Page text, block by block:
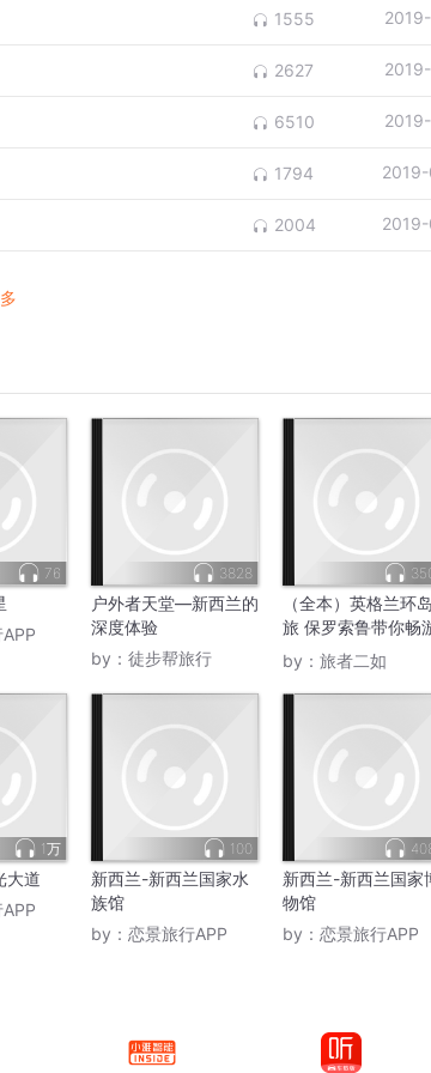
1555
2627
6510
1794
2004
76 3828
户外者天堂—新西兰的
深度体验
by： 徒步帮旅行
（全本）英格兰环
旅 保罗索鲁带你畅
英格兰
by： 旅者二如
1万
大道
100
新西兰-新西兰国家水
族馆
by： 恋景旅行APP
新西兰-新西兰国家
物馆
by： 恋景旅行APP